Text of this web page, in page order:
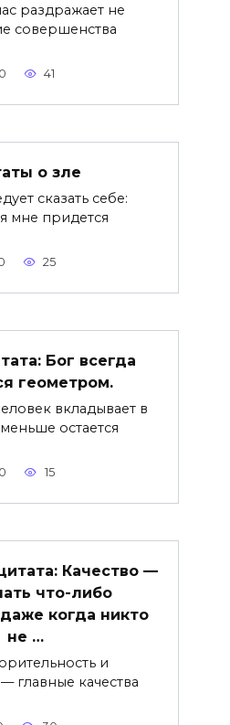
раздражает не
совершенства
0 41
о зле
сказать себе:
мне придется
25
Бог всегда
геометром.
вкладывает в
остается
0 15
Качество —
что-либо
когда никто
не …
и
главные качества